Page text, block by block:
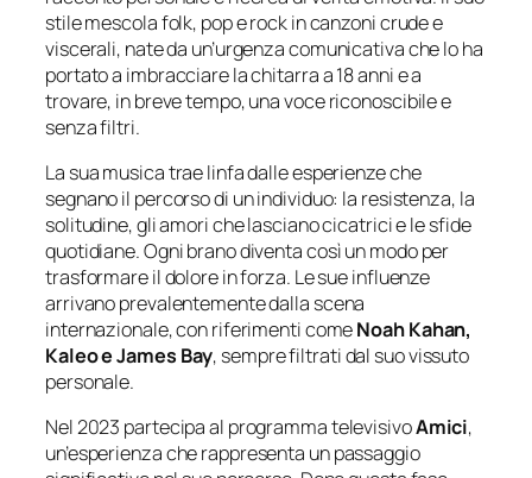
stile mescola folk, pop e rock in canzoni crude e
viscerali, nate da un’urgenza comunicativa che lo ha
portato a imbracciare la chitarra a 18 anni e a
trovare, in breve tempo, una voce riconoscibile e
senza filtri.
La sua musica trae linfa dalle esperienze che
segnano il percorso di un individuo: la resistenza, la
solitudine, gli amori che lasciano cicatrici e le sfide
quotidiane. Ogni brano diventa così un modo per
trasformare il dolore in forza. Le sue influenze
arrivano prevalentemente dalla scena
internazionale, con riferimenti comeNoah Kahan,
Kaleo e James Bay, sempre filtrati dal suo vissuto
personale.
Nel 2023 partecipa al programma televisivoAmici,
un’esperienza che rappresenta un passaggio